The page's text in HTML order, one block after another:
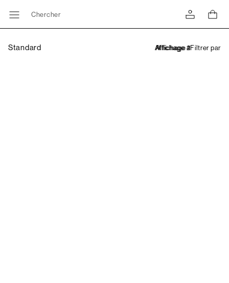
Chercher
Standard Filtrer par